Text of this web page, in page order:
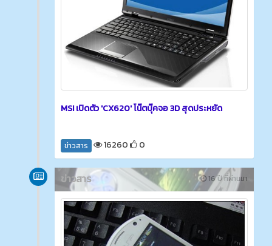
MSI เปิดตัว 'CX620' โน๊ตบุ๊คจอ 3D สุดประหยัด
ข่าวสาร 16260 0
16 ปี ที่ผ่านมา
ข่าวสาร